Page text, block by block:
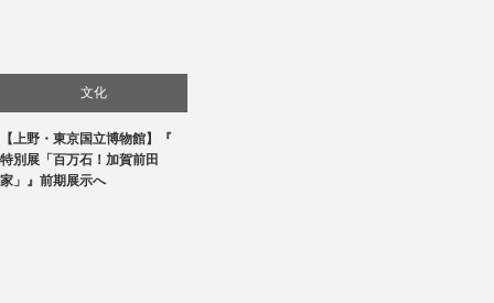
文化
美術展・美術館・博物館巡り
【上野・東京国立博物館】『
特別展「百万石！加賀前田
家」』前期展示へ